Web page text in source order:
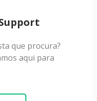
que procura?
aqui para